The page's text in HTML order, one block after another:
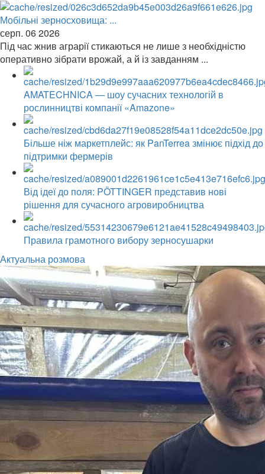
Мобільні зерносховища: ...
серп. 06 2026
Під час жнив аграрії стикаються не лише з необхідністю
оперативно зібрати врожай, а й із завданням ...
AMATECHNICA — шоу сучасних технологій в
рослинництві компанії «Amazone»
Більше ніж маркетплейс: як PanTerrea змінює підхід до
підтримки фермерів
Від ідеї до поля: PÖTTINGER представив нові
рішення для сучасного агровиробництва
Правила грамотного вибору зерносушарки
Актуальна розмова